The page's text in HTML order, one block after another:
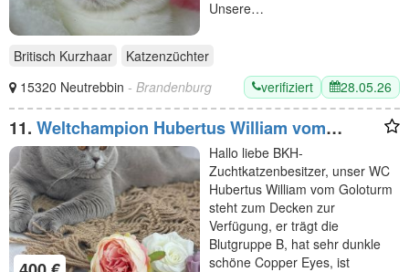
Unsere…
Britisch Kurzhaar
Katzenzüchter
15320 Neutrebbin - Brandenburg verifiziert 28.05.26
11. Weltchampion Hubertus William vom
Goloturm
Hallo liebe BKH-
Zuchtkatzenbesitzer, unser WC
Hubertus William vom Goloturm
steht zum Decken zur
Verfügung, er trägt die
Blutgruppe B, hat sehr dunkle
schöne Copper Eyes, ist